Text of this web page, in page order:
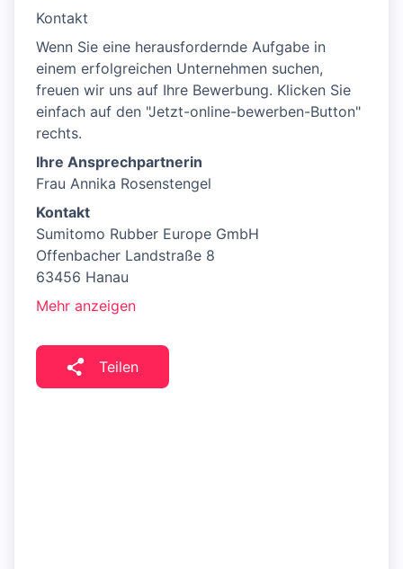
Kontakt
Wenn Sie eine herausfordernde Aufgabe in
einem erfolgreichen Unternehmen suchen,
freuen wir uns auf Ihre Bewerbung. Klicken Sie
einfach auf den "Jetzt-online-bewerben-Button"
rechts.
Ihre Ansprechpartnerin
Frau Annika Rosenstengel
Kontakt
Sumitomo Rubber Europe GmbH
Offenbacher Landstraße 8
63456 Hanau
Mehr anzeigen
Teilen